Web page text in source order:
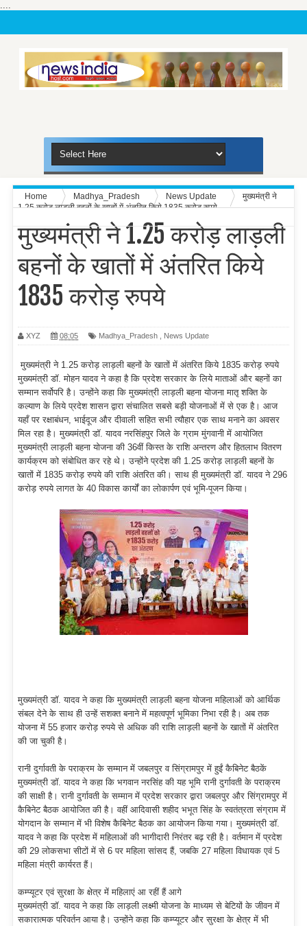
....
Home Madhya_Pradesh News Update
मुख्यमंत्री ने
1.25 करोड़ लाड़ली बहनों के खातों में अंतरित किये 1835 करोड़ रुपये
मुख्यमंत्री ने 1.25 करोड़ लाड़ली
बहनों के खातों में अंतरित किये
1835 करोड़ रुपये
XYZ 08:05 Madhya_Pradesh News Update
मुख्यमंत्री ने 1.25 करोड़ लाड़ली बहनों के खातों में अंतरित किये 1835 करोड़ रुपये
मुख्यमंत्री डॉ. मोहन यादव ने कहा है कि प्रदेश सरकार के लिये माताओं और बहनों का
सम्मान सर्वोपरि है। उन्होंने कहा कि मुख्यमंत्री लाड़ली बहना योजना मातृ शक्ति के
कल्याण के लिये प्रदेश शासन द्वारा संचालित सबसे बड़ी योजनाओं में से एक है। आज
यहाँ पर रक्षाबंधन, भाईदूज और दीवाली सहित सभी त्यौहार एक साथ मनाने का अवसर
मिल रहा है। मुख्यमंत्री डॉ. यादव नरसिंहपुर जिले के ग्राम मुंगवानी में आयोजित
मुख्यमंत्री लाड़ली बहना योजना की 36वीं किस्त के राशि अन्तरण और हितलाभ वितरण
कार्यक्रम को संबोधित कर रहे थे। उन्होंने प्रदेश की 1.25 करोड़ लाड़ली बहनों के
खातों में 1835 करोड़ रुपये की राशि अंतरित की। साथ ही मुख्यमंत्री डॉ. यादव ने 296
करोड़ रुपये लागत के 40 विकास कार्यों का लोकार्पण एवं भूमि-पूजन किया।
मुख्यमंत्री डॉ. यादव ने कहा कि मुख्यमंत्री लाड़ली बहना योजना महिलाओं को आर्थिक
संबल देने के साथ ही उन्हें सशक्त बनाने में महत्वपूर्ण भूमिका निभा रही है। अब तक
योजना में 55 हजार करोड़ रुपये से अधिक की राशि लाड़ली बहनों के खातों में अंतरित
की जा चुकी है।
रानी दुर्गावती के पराक्रम के सम्मान में जबलपुर व सिंग्रामपुर में हुईं कैबिनेट बैठकें
मुख्यमंत्री डॉ. यादव ने कहा कि भगवान नरसिंह की यह भूमि रानी दुर्गावती के पराक्रम
की साक्षी है। रानी दुर्गावती के सम्मान में प्रदेश सरकार द्वारा जबलपुर और सिंग्रामपुर में
कैबिनेट बैठक आयोजित की है। वहीं आदिवासी शहीद भभूत सिंह के स्वतंत्रता संग्राम में
योगदान के सम्मान में भी विशेष कैबिनेट बैठक का आयोजन किया गया। मुख्यमंत्री डॉ.
यादव ने कहा कि प्रदेश में महिलाओं की भागीदारी निरंतर बढ़ रही है। वर्तमान में प्रदेश
की 29 लोकसभा सीटों में से 6 पर महिला सांसद हैं, जबकि 27 महिला विधायक एवं 5
महिला मंत्री कार्यरत हैं।
कम्प्यूटर एवं सुरक्षा के क्षेत्र में महिलाएं आ रहीं हैं आगे
मुख्यमंत्री डॉ. यादव ने कहा कि लाड़ली लक्ष्मी योजना के माध्यम से बेटियों के जीवन में
सकारात्मक परिवर्तन आया है। उन्होंने कहा कि कम्प्यूटर और सुरक्षा के क्षेत्र में भी